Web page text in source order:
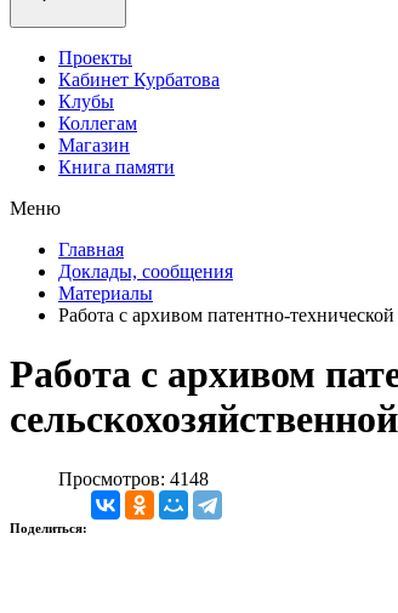
Проекты
Кабинет Курбатова
Клубы
Коллегам
Магазин
Книга памяти
Меню
Главная
Доклады, сообщения
Материалы
Работа с архивом патентно-
Работа с архивом
Просмотров: 4148
Поделиться: